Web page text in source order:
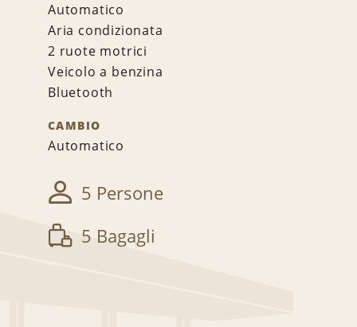
Automatico
Aria condizionata
2 ruote motrici
Veicolo a benzina
Bluetooth
CAMBIO
Automatico
5 Persone
5 Bagagli